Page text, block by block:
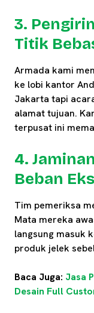
3.
Titik
Armada kami
ke lobi kantor
Jakarta tapi
alamat tujuan.
terpusat ini
4.
Beban
Tim pemeriksa
Mata mereka
langsung masuk
produk jelek
Baca Juga: Jasa
Desain Full